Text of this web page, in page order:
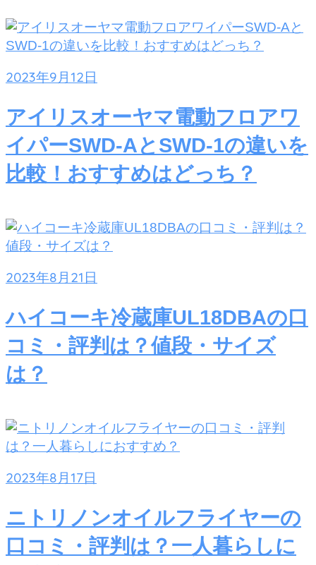
2023年9月12日
アイリスオーヤマ電動フロアワ
イパーSWD-AとSWD-1の違いを
比較！おすすめはどっち？
2023年8月21日
ハイコーキ冷蔵庫UL18DBAの口
コミ・評判は？値段・サイズ
は？
2023年8月17日
ニトリノンオイルフライヤーの
口コミ・評判は？一人暮らしに